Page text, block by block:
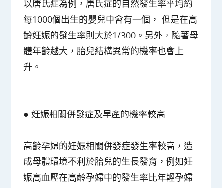
以唐氏症為例，唐氏症的自然發生率平均約
每1000個出生的嬰兒中會有一個， 但是在高
齡妊娠的發生率則大於1/300。另外，隨著母
體年齡越大，胎兒結構異常的機率也會上
升。
●妊娠相關併發症及早產的機率較高
高齡孕婦的妊娠相關併發症發生率較高，造
成母體環境不利於胎兒的生長發育，例如妊
娠高血壓在高齡孕婦中的發生率比年輕孕婦